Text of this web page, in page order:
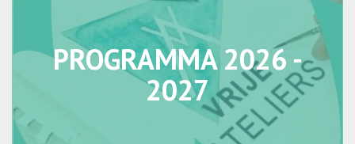
PROGRAMMA 2026 -
2027